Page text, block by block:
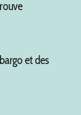
et des